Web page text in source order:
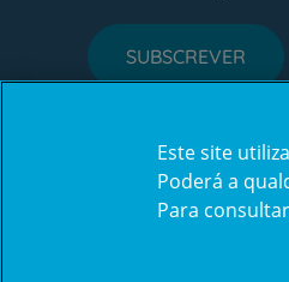
SUBSCREVER
Este site
Poderá a
Para